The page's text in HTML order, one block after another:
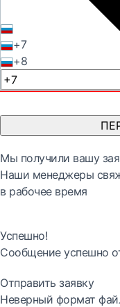
+7
+8
Мы получили вашу
Наши менеджеры
в рабочее время
Успешно!
Сообщение успешно
Отправить заявку
Неверный формат